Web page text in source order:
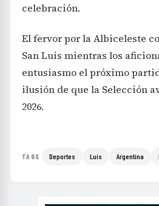
celebración.
El fervor por la Albiceleste
San Luis mientras los
entusiasmo el próximo
ilusión de que la Selección
2026.
TAGS Deportes Luis Argentina